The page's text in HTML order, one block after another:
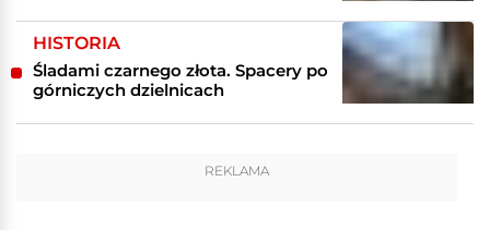
HISTORIA
Śladami czarnego złota. Spacery po
górniczych dzielnicach
REKLAMA